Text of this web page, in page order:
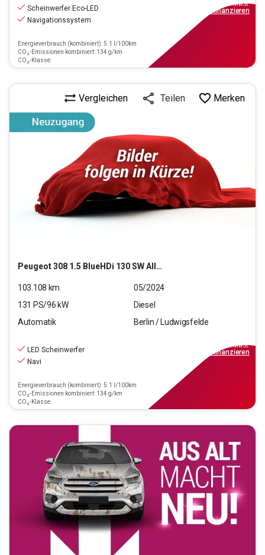
Scheinwerfer Eco-LED
Navigationssystem
Energieverbrauch (kombiniert): 5.1 l/100km
CO₂-Emissionen kombiniert: 134 g/km
CO₂-Klasse:
inkl.MwSt.
finanzieren
Peugeot308 1.5 BlueHDi 130 SW Allure Pack (EURO 6d)
Vergleichen Teilen Merken
103.108 km
05/2024
131 PS/96 kW
Diesel
Automatik
Berlin / Ludwigsfelde
LED Scheinwerfer
Navi
Energieverbrauch (kombiniert): 5.1 l/100km
CO₂-Emissionen kombiniert: 134 g/km
CO₂-Klasse:
inkl.MwSt.
finanzieren